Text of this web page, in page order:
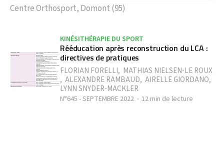
Centre Orthosport, Domont (95)
KINÉSITHÉRAPIE DU SPORT
Rééducation après reconstruction du LCA :
directives de pratiques
FLORIAN FORELLI, MATHIAS NIELSEN-LE ROUX
, ALEXANDRE RAMBAUD, AIRELLE GIORDANO,
LYNN SNYDER-MACKLER
N°645 - SEPTEMBRE 2022 12 min de lecture